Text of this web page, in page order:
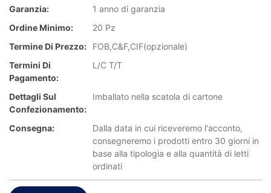
Garanzia:
1 anno di garanzia
Ordine Minimo:
20 Pz
Termine Di Prezzo:
FOB,C&F,CIF(opzionale)
Termini Di
Pagamento:
L/C T/T
Dettagli Sul
Confezionamento:
Imballato nella scatola di cartone
Consegna:
Dalla data in cui riceveremo l'acconto,
consegneremo i prodotti entro 30 giorni in
base alla tipologia e alla quantità di letti
ordinati